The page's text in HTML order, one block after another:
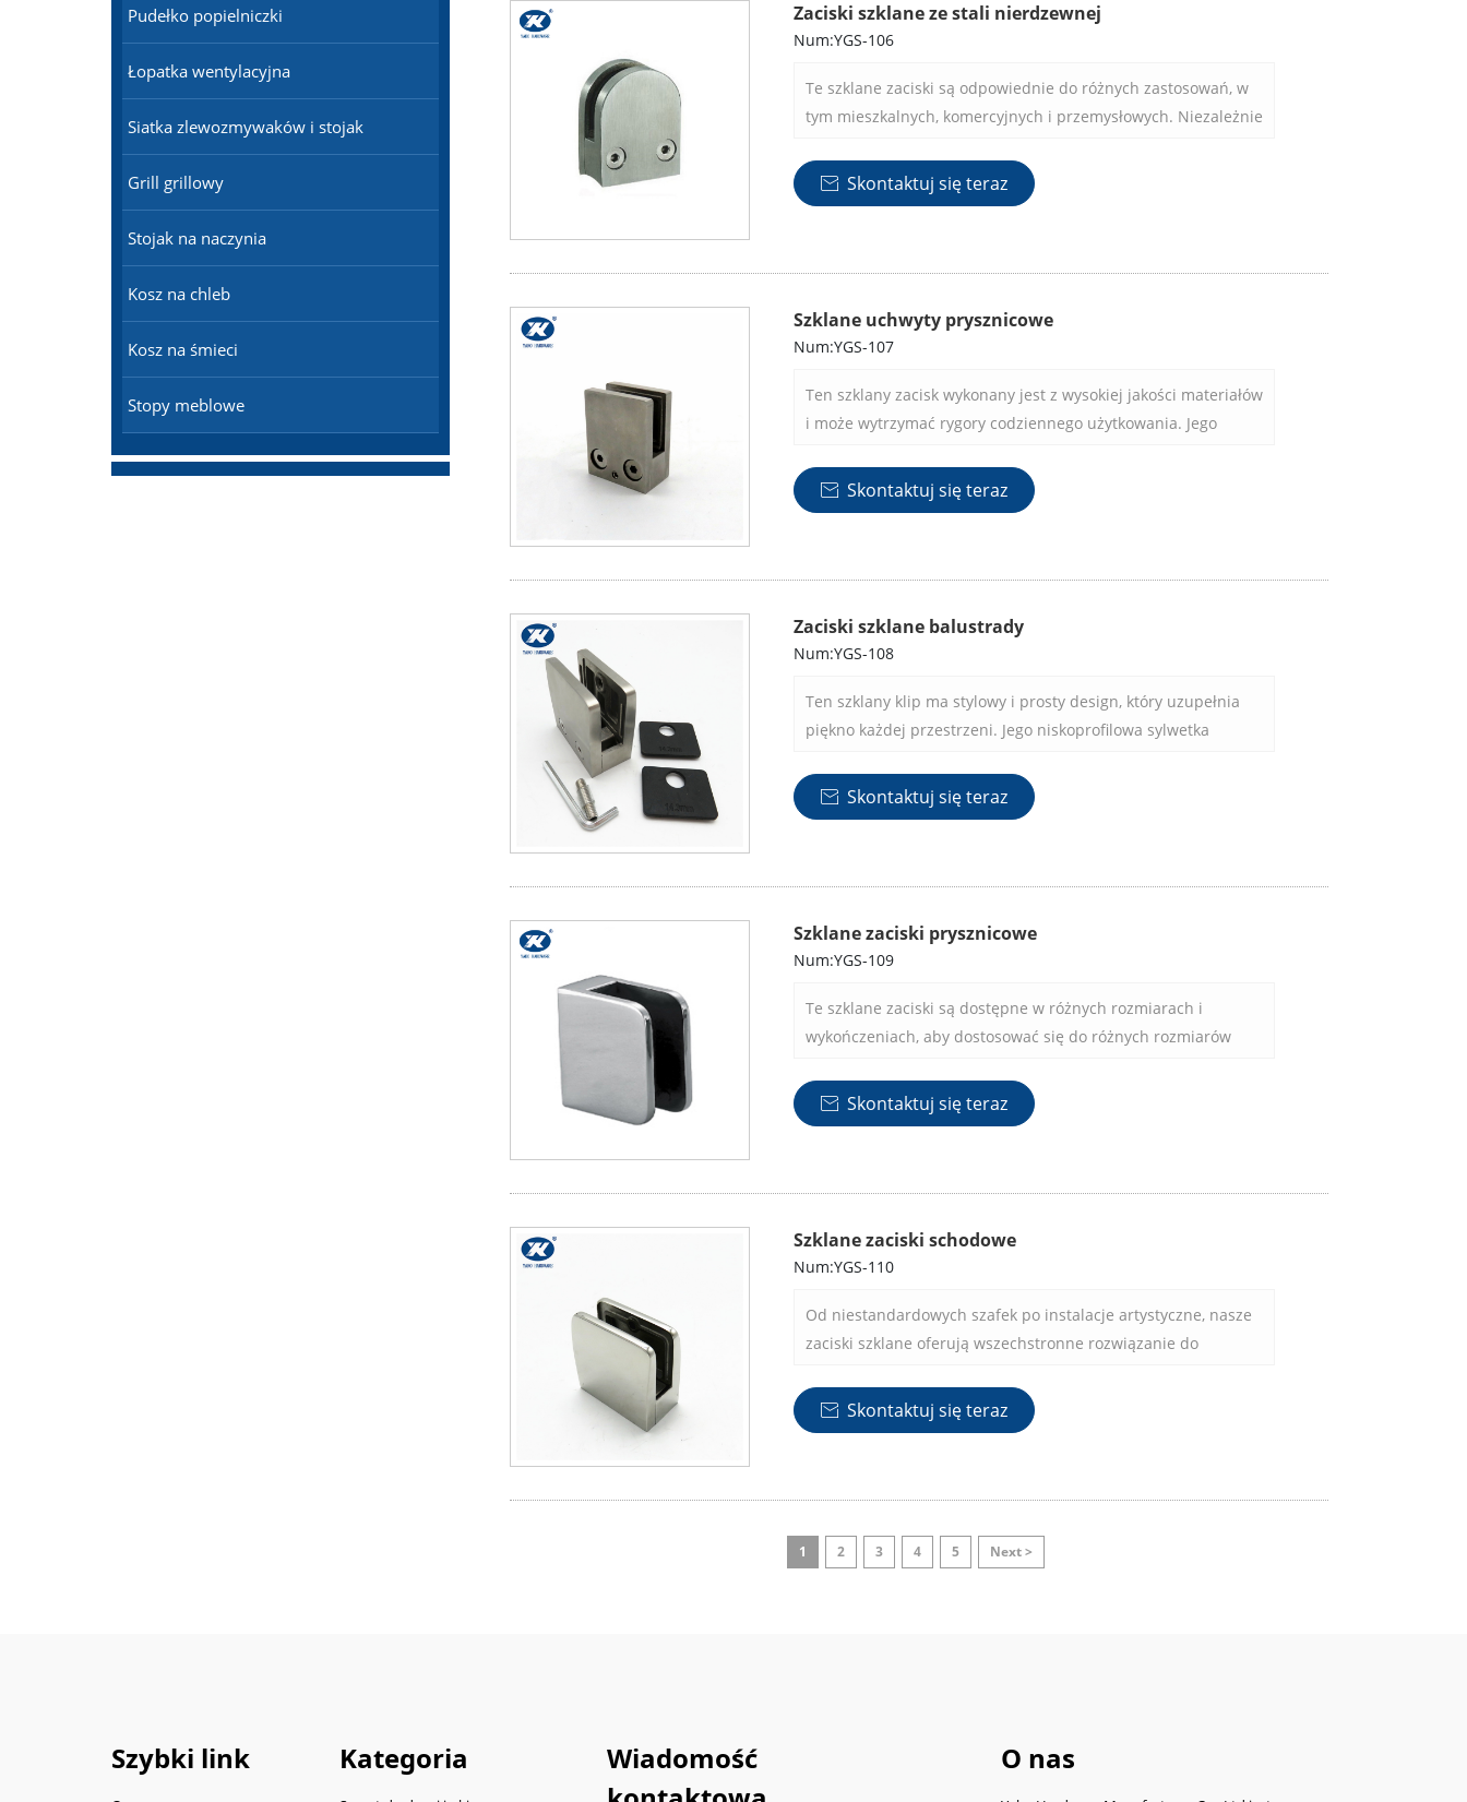
Pudełko popielniczki
Łopatka wentylacyjna
Siatka zlewozmywaków i stojak
Grill grillowy
Stojak na naczynia
Kosz na chleb
Kosz na śmieci
Stopy meblowe
Zaciski szklane ze stali nierdzewnej
Num:YGS-106
Te szklane zaciski są odpowiednie do różnych zastosowań, w
tym mieszkalnych, komercyjnych i przemysłowych. Niezależnie
domu, biurze, przestrzeni handlowej czy miejscu gościnności,
szklane zaciski są idealnym rozwiązaniem.
 Skontaktuj się teraz
Szklane uchwyty prysznicowe
Num:YGS-107
Ten szklany zacisk wykonany jest z wysokiej jakości materiałów
i może wytrzymać rygory codziennego użytkowania. Jego
czemu jest niezawodnym wyborem do zabezpieczania paneli
szklanych na kolejne lata.
 Skontaktuj się teraz
Zaciski szklane balustrady
Num:YGS-108
Ten szklany klip ma stylowy i prosty design, który uzupełnia
piękno każdej przestrzeni. Jego niskoprofilowa sylwetka
polerowany wygląd.
 Skontaktuj się teraz
Szklane zaciski prysznicowe
Num:YGS-109
Te szklane zaciski są dostępne w różnych rozmiarach i
wykończeniach, aby dostosować się do różnych rozmiarów
tego, czy wymagasz określonego rozmiaru czy koloru, szklane
zaciski oferują opcje dostosowywania do Twoich potrzeb.
 Skontaktuj się teraz
Szklane zaciski schodowe
Num:YGS-110
Od niestandardowych szafek po instalacje artystyczne, nasze
zaciski szklane oferują wszechstronne rozwiązanie do
projektach.
 Skontaktuj się teraz
1 2 3 4 5 Next >
Szybki link Kategoria
Wiadomość
O nas